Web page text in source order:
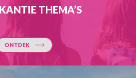
THEMA’S
ONTDEK